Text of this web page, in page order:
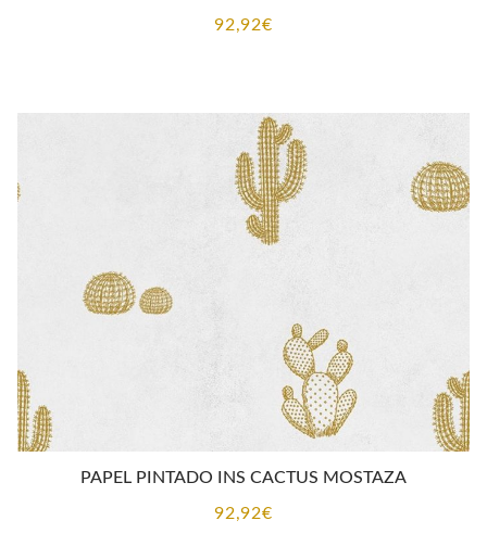
92,92€
PAPEL PINTADO INS CACTUS MOSTAZA
92,92€